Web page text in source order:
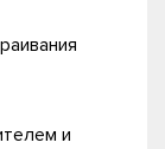
и